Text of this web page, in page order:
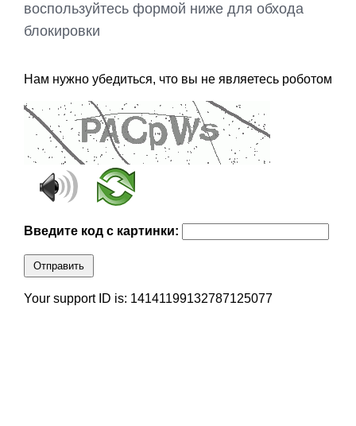
воспользуйтесь формой ниже для обхода
блокировки
Нам нужно убедиться, что вы не являетесь роботом
Введите код с картинки:
Отправить
Your support ID is: 14141199132787125077